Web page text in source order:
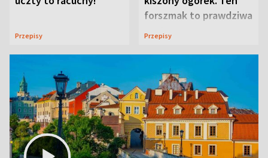
Przepisy
forszmak to prawdziwa
uczta
Przepisy